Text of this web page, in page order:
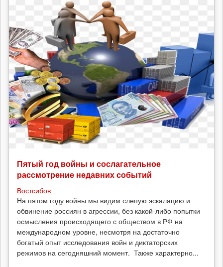
Пятый год войны и сослагательное
рассмотрение недавних событий
Востсибов
На пятом году войны мы видим слепую эскалацию и
обвинение россиян в агрессии, без какой-либо попытки
осмысления происходящего с обществом в РФ на
международном уровне, несмотря на достаточно
богатый опыт исследования войн и диктаторских
режимов на сегодняшний момент. Также характерно...